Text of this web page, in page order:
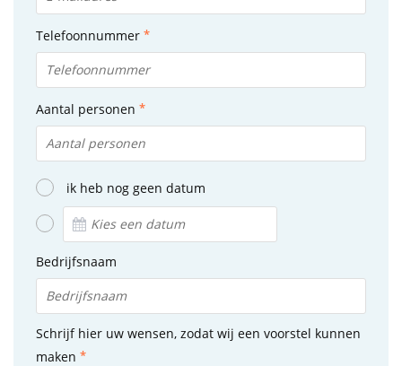
Telefoonnummer
Aantal personen
ik heb nog geen datum
Bedrijfsnaam
Schrijf hier uw wensen, zodat wij een voorstel kunnen
maken